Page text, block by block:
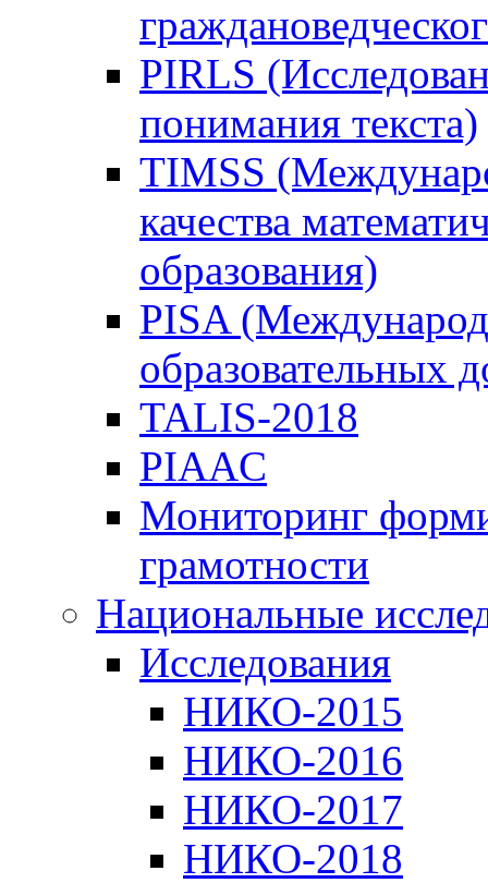
PIRLS
понимания текста)
TIMSS
качества
образования)
PISA
образовательных
TALIS-2018
PIAAC
Мониторинг
грамотности
Национальные
Исследования
НИКО-2015
НИКО-2016
НИКО-2017
НИКО-2018